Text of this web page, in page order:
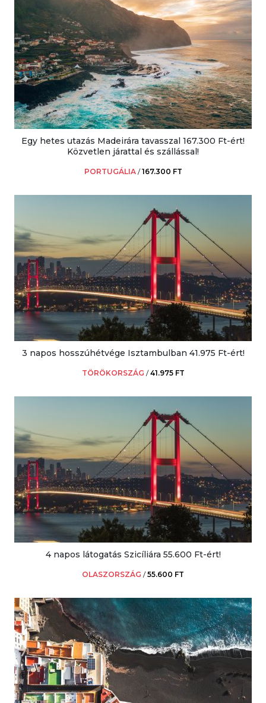
Egy hetes utazás Madeirára tavasszal 167.300 Ft-ért!
Közvetlen járattal és szállással!
PORTUGÁLIA /167.300 FT
3 napos hosszúhétvége Isztambulban 41.975 Ft-ért!
TÖRÖKORSZÁG /41.975 FT
4 napos látogatás Szicíliára 55.600 Ft-ért!
OLASZORSZÁG /55.600 FT